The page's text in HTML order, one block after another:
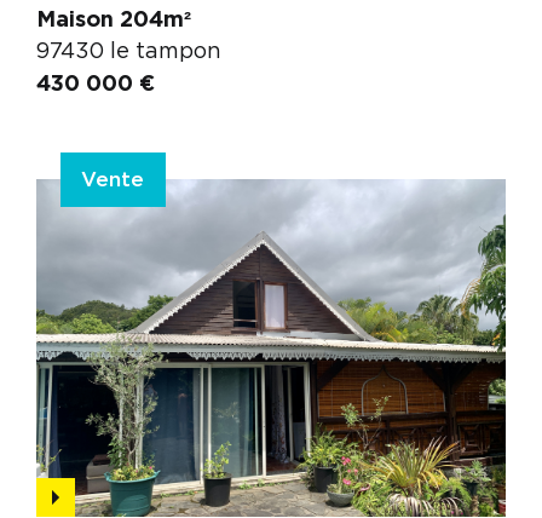
Maison 204m²
97430 le tampon
430 000 €
Vente